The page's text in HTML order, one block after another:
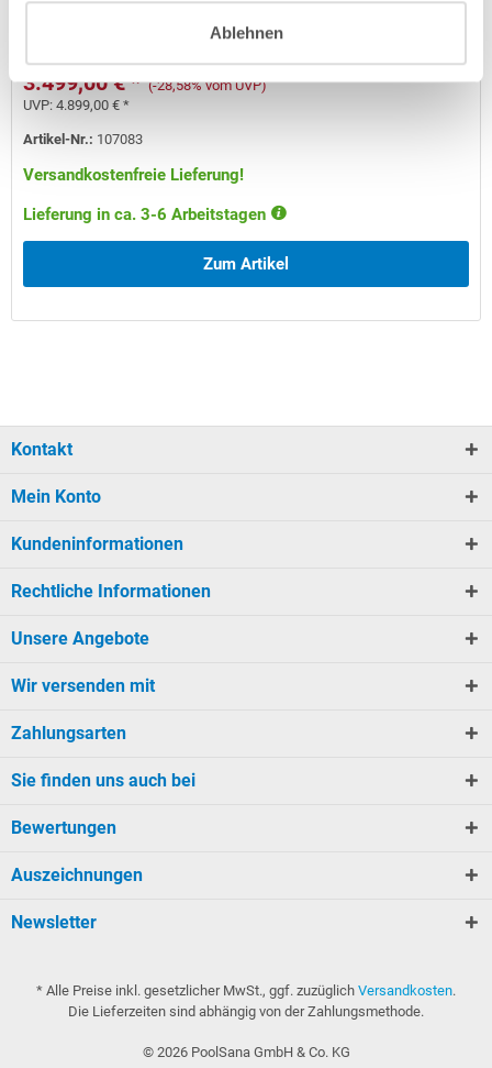
Ablehnen
3.499,00 € * (-28,58% vom UVP)
UVP:4.899,00 € *
Artikel-Nr.: 107083
Versandkostenfreie Lieferung!
Lieferung in ca. 3-6 Arbeitstagen
Zum Artikel
Kontakt
Mein Konto
Kundeninformationen
Rechtliche Informationen
Unsere Angebote
Wir versenden mit
Zahlungsarten
Sie finden uns auch bei
Bewertungen
Auszeichnungen
Newsletter
* Alle Preise inkl. gesetzlicher MwSt., ggf. zuzüglich Versandkosten.
Die Lieferzeiten sind abhängig von der Zahlungsmethode.
© 2026PoolSana GmbH & Co. KG